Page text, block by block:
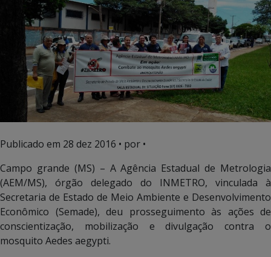
Publicado em 28 dez 2016 • por •
Campo grande (MS) – A Agência Estadual de Metrologia
(AEM/MS), órgão delegado do INMETRO, vinculada à
Secretaria de Estado de Meio Ambiente e Desenvolvimento
Econômico (Semade), deu prosseguimento às ações de
conscientização, mobilização e divulgação contra o
mosquito Aedes aegypti.